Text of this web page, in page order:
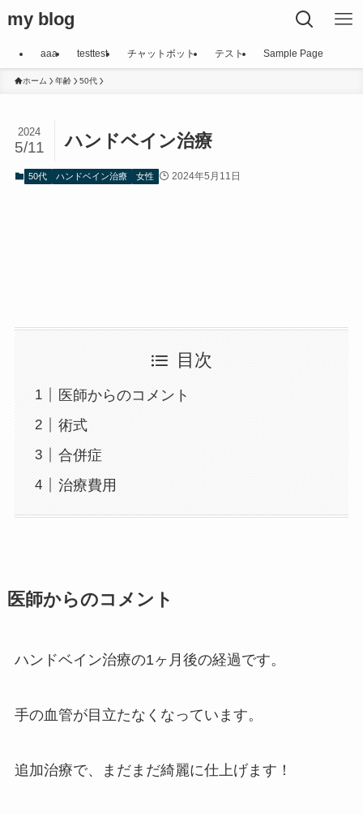
my blog
aaa testtest チャットボット テスト Sample Page
ホーム 年齢 50代
ハンドベイン治療
2024
5/11
50代 ハンドベイン治療 女性 2024年5月11日
目次
医師からのコメント
術式
合併症
治療費用
医師からのコメント
ハンドベイン治療の1ヶ月後の経過です。
手の血管が目立たなくなっています。
追加治療で、まだまだ綺麗に仕上げます！